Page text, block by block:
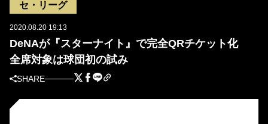
セ・リーグ
2020.08.20 19:13
DeNAが『スターナイト』で完全QRチケット化
全席対象は球団初の試み
SHARE